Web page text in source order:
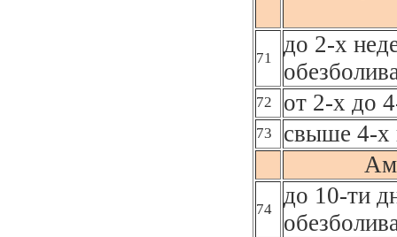
71
до 2-х
72 от 2-х до
73
свыше 4-х
74
до 10-ти